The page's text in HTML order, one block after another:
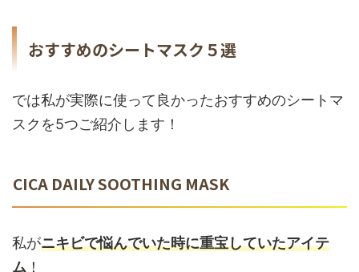
おすすめのシートマスク５選
では私が実際に使って良かったおすすめのシートマ
スクを5つご紹介します！
CICA DAILY SOOTHING MASK
私がニキビで悩んでいた時に重宝していたアイテ
ム ！